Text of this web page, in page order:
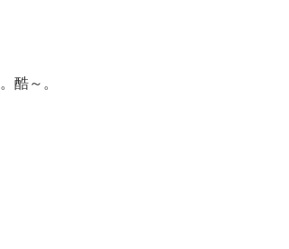
酷～。